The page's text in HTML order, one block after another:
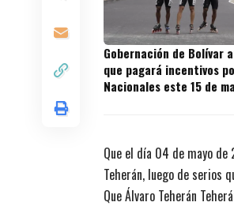
Gobernación de Bolívar
que pagará incentivos
Nacionales este 15 de
Que el día 04 de mayo
Teherán, luego de serios
Que Álvaro Teherán